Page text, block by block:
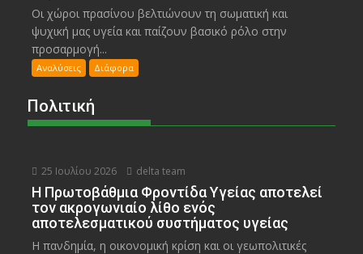
Οι χώροι πρασίνου βελτιώνουν τη σωματική και
ψυχική μας υγεία και παίζουν βασικό ρόλο στην
προσαρμογή...
Αναλύσεις Διάφορα
Πολιτική
25 Ιουλίου 2026 delta team
Η Πρωτοβάθμια Φροντίδα Υγείας αποτελεί
τον ακρογωνιαίο λίθο ενός
αποτελεσματικού συστήματος υγείας
Η πανδημία, η οικονομική κρίση και οι γεωπολιτικές